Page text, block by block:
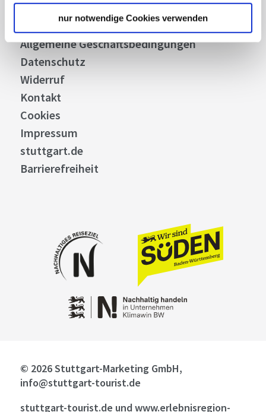
nur notwendige Cookies verwenden
Stuttgart Convention Bureau
Bilddatenbank
Allgemeine Geschäftsbedingungen
Datenschutz
Widerruf
Kontakt
Cookies
Impressum
stuttgart.de
Barrierefreiheit
© 2026 Stuttgart-Marketing GmbH,
info@stuttgart-tourist.de
stuttgart-tourist.de und www.erlebnisregion-